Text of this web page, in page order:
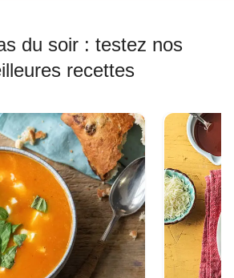
du soir : testez nos
recettes